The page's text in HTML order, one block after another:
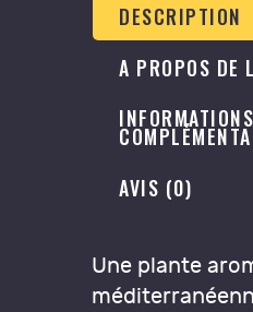
DESCRIPTION
A PROPOS DE
INFORMATIONS
AVIS (0)
Une plante